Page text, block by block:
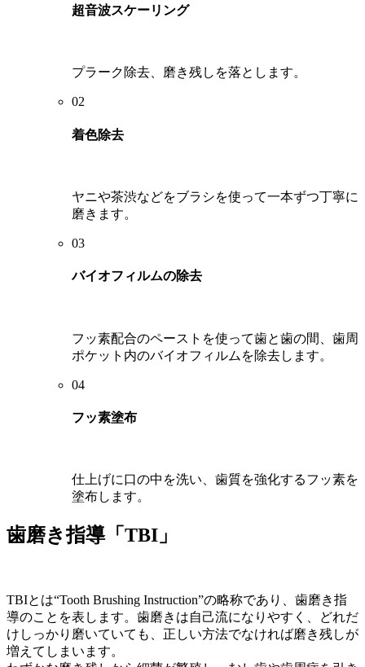
超音波スケーリング
プラーク除去、磨き残しを落とします。
02
着色除去​
ヤニや茶渋などをブラシを使って一本ずつ丁寧に
磨きます。
03
バイオフィルムの除去​
フッ素配合のペーストを使って歯と歯の間、歯周
ポケット内のバイオフィルムを除去します。​
04
フッ素塗布​
仕上げに口の中を洗い、歯質を強化するフッ素を
塗布します。
歯磨き指導「TBI」
TBIとは“Tooth Brushing Instruction”の略称であり、歯磨き指
導のことを表します。歯磨きは自己流になりやすく、どれだ
けしっかり磨いていても、正しい方法でなければ磨き残しが
増えてしまいます。